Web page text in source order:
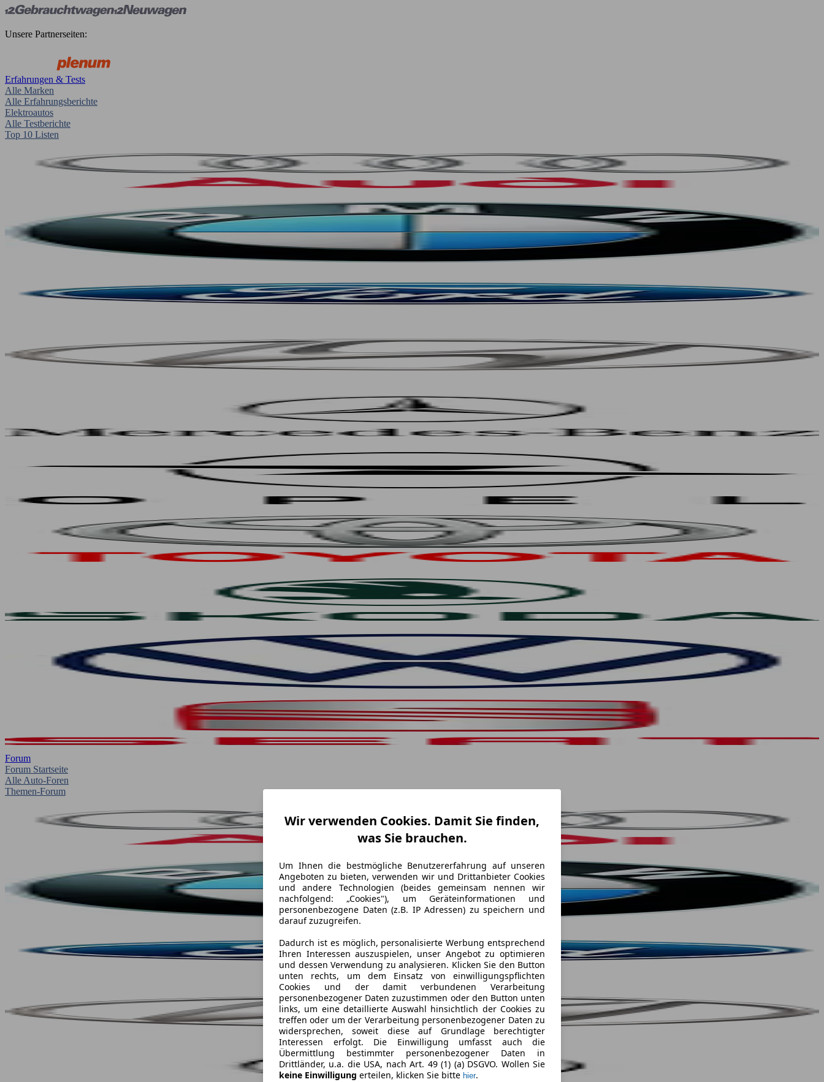
Unsere Partnerseiten:
Erfahrungen & Tests
Alle Marken
Alle Erfahrungsberichte
Elektroautos
Alle Testberichte
Top 10 Listen
Forum
Forum Startseite
Alle Auto-Foren
Themen-Forum
Wir verwenden Cookies. Damit Sie finden,
was Sie brauchen.
Um Ihnen die bestmögliche Benutzererfahrung auf unseren
Angeboten zu bieten, verwenden wir und Drittanbieter Cookies
und andere Technologien (beides gemeinsam nennen wir
nachfolgend: „Cookies"), um Geräteinformationen und
personenbezogene Daten (z.B. IP Adressen) zu speichern und
darauf zuzugreifen.
Dadurch ist es möglich, personalisierte Werbung entsprechend
Ihren Interessen auszuspielen, unser Angebot zu optimieren
und dessen Verwendung zu analysieren. Klicken Sie den Button
unten rechts, um dem Einsatz von einwilligungspflichten
Cookies und der damit verbundenen Verarbeitung
personenbezogener Daten zuzustimmen oder den Button unten
links, um eine detaillierte Auswahl hinsichtlich der Cookies zu
treffen oder um der Verarbeitung personenbezogener Daten zu
widersprechen, soweit diese auf Grundlage berechtigter
Interessen erfolgt. Die Einwilligung umfasst auch die
Übermittlung bestimmter personenbezogener Daten in
Drittländer, u.a. die USA, nach Art. 49 (1) (a) DSGVO. Wollen Sie
keine Einwilligung erteilen, klicken Sie bitte hier.